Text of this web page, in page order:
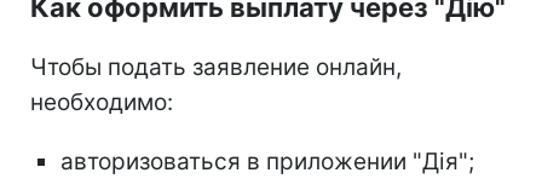
Как оформить выплату через "Дію"
Чтобы подать заявление онлайн,
необходимо:
авторизоваться в приложении "Дія";